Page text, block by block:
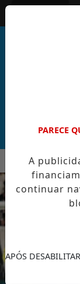
DE CABO
EM ALTA
PARECE
A
continuar
APÓS